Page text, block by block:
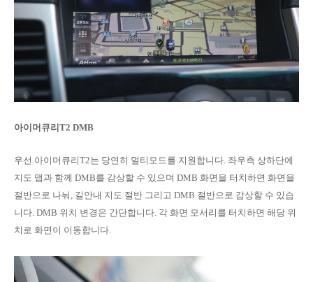
아이머큐리T2 DMB
우선 아이머큐리T2는 당연히 멀티모드를 지원합니다. 좌우측 상하단에
지도 맵과 함께 DMB를 감상할 수 있으며 DMB 화면을 터치하면 화면을
절반으로 나눠, 길안내 지도 절반 그리고 DMB 절반으로 감상할 수 있습
니다. DMB 위치 변경은 간단합니다. 각 화면 모서리를 터치하면 해당 위
치로 화면이 이동합니다.